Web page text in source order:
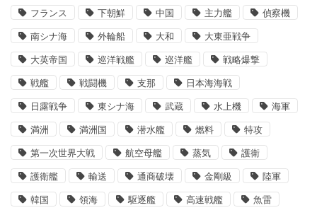
フランス 下朝鮮 中国 主力艦 偵察機
南シナ海 外輪船 大和 大東亜戦争
大英帝国 巡洋戦艦 巡洋艦 戦略爆撃
戦艦 戦闘機 支那 日本海海戦
日露戦争 東シナ海 武蔵 水上機 海軍
満洲 満洲国 潜水艦 燃料 特攻
第一次世界大戦 航空母艦 蒸気 護衛
護衛艦 輸送 通商破壊 金剛級 陸軍
韓国 領海 駆逐艦 高速戦艦 魚雷